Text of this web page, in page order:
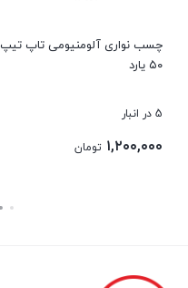
چسب نواری آلومنیومی تاپ تیپ
۵۰ یارد
5 در انبار
۱,۲۰۰,۰۰۰ تومان